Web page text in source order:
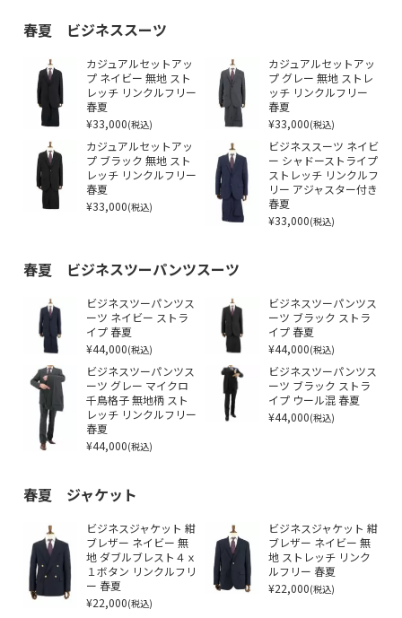
春夏 ビジネススーツ
カジュアルセットアッ
プ ネイビー 無地 スト
レッチ リンクルフリー
春夏
¥33,000(税込)
カジュアルセットアッ
プ グレー 無地 ストレ
ッチ リンクルフリー
春夏
¥33,000(税込)
カジュアルセットアッ
プ ブラック 無地 スト
レッチ リンクルフリー
春夏
¥33,000(税込)
ビジネススーツ ネイビ
ー シャドーストライプ
ストレッチ リンクルフ
リー アジャスター付き
春夏
¥33,000(税込)
春夏 ビジネスツーパンツスーツ
ビジネスツーパンツス
ーツ ネイビー ストラ
イプ 春夏
¥44,000(税込)
ビジネスツーパンツス
ーツ ブラック ストラ
イプ 春夏
¥44,000(税込)
ビジネスツーパンツス
ーツ グレー マイクロ
千鳥格子 無地柄 スト
レッチ リンクルフリー
春夏
¥44,000(税込)
ビジネスツーパンツス
ーツ ブラック ストラ
イプ ウール混 春夏
¥44,000(税込)
春夏 ジャケット
ビジネスジャケット 紺
ブレザー ネイビー 無
地 ダブルブレスト４ｘ
１ボタン リンクルフリ
ー 春夏
¥22,000(税込)
ビジネスジャケット 紺
ブレザー ネイビー 無
地 ストレッチ リンク
ルフリー 春夏
¥22,000(税込)